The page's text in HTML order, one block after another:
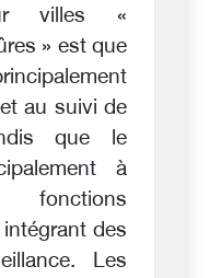
villes «
» est que
au suivi de
que le
à
fonctions
des
Les